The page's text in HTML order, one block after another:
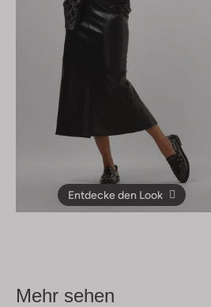
Entdecke den Look
Mehr sehen